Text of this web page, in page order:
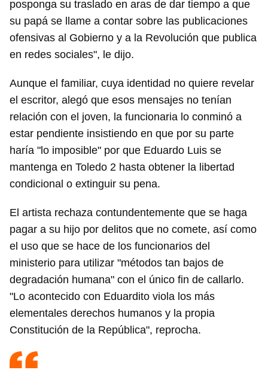
posponga su traslado en aras de dar tiempo a que
su papá se llame a contar sobre las publicaciones
ofensivas al Gobierno y a la Revolución que publica
en redes sociales", le dijo.
Aunque el familiar, cuya identidad no quiere revelar
el escritor, alegó que esos mensajes no tenían
relación con el joven, la funcionaria lo conminó a
estar pendiente insistiendo en que por su parte
haría "lo imposible" por que Eduardo Luis se
mantenga en Toledo 2 hasta obtener la libertad
condicional o extinguir su pena.
El artista rechaza contundentemente que se haga
pagar a su hijo por delitos que no comete, así como
el uso que se hace de los funcionarios del
ministerio para utilizar "métodos tan bajos de
degradación humana" con el único fin de callarlo.
"Lo acontecido con Eduardito viola los más
elementales derechos humanos y la propia
Constitución de la República", reprocha.